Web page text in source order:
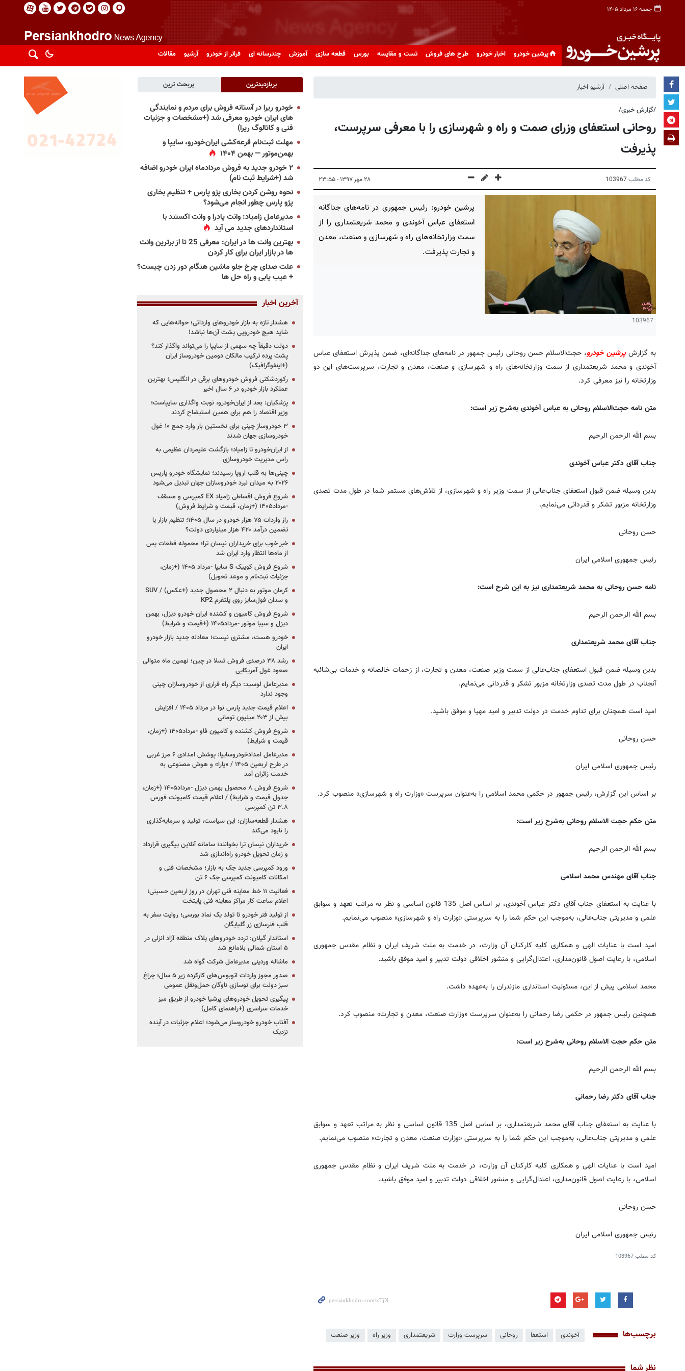
جمعه ۱۶ مرداد ۱۴۰۵
پرشین خودرو اخبار خودرو طرح های فروش تست و مقایسه بورس قطعه سازی آموزش چندرسانه ای فراتر از خودرو آرشیو مقالات
صفحه اصلی آرشیو اخبار
/گزارش خبری/
روحانی استعفای وزرای صمت و راه و شهرسازی را با معرفی سرپرست،
پذیرفت
کد مطلب 103967 ۲۸ مهر ۱۳۹۷ - ۲۳:۵۵
103967
پرشین خودرو: رئیس‌‌ جمهوری در نامه‌‌های جداگانه
استعفای عباس آخوندی و محمد شریعتمداری را از
سمت وزارتخانه‌های راه و شهرسازی و صنعت، معدن
و تجارت پذیرفت.
به گزارشپرشین خودرو، حجت‌الاسلام حسن روحانی رئیس‌ جمهور در نامه‌های جداگانه‌ای، ضمن پذیرش استعفای عباس
آخوندی و محمد شریعتمداری از سمت وزارتخانه‌های راه و شهرسازی و صنعت، معدن و تجارت، سرپرست‌های این دو
وزارتخانه را نیز معرفی کرد.
متن نامه حجت‌الاسلام روحانی به عباس آخوندی به‌شرح زیر است:
بسم الله الرحمن الرحیم
جناب آقای دکتر عباس آخوندی
بدین وسیله ضمن قبول استعفای جنا‌ب‌عالی از سمت وزیر راه و شهرسازی، از تلاش‌های مستمر شما در طول مدت تصدی
وزارتخانه مزبور تشکر و قدردانی می‌نمایم.
حسن روحانی
رئیس جمهوری اسلامی ایران
نامه حسن روحانی به محمد شریعتمداری نیز به این شرح است:
بسم الله الرحمن الرحیم
جناب آقای محمد شریعتمداری
بدین وسیله ضمن قبول استعفای جنا‌ب‌عالی از سمت وزیر صنعت، معدن و تجارت، از زحمات خالصانه و خدمات بی‌شائبه
آنجناب در طول مدت تصدی وزارتخانه مزبور تشکر و قدردانی می‌نمایم.
امید است همچنان برای تداوم خدمت در دولت تدبیر و امید مهیا و موفق باشید.
حسن روحانی
رئیس جمهوری اسلامی ایران
بر اساس این گزارش، رئیس جمهور در حکمی محمد اسلامی را به‌عنوان سرپرست «وزارت راه و شهرسازی» منصوب کرد.
متن حکم حجت الاسلام روحانی به‌شرح زیر است:
بسم الله الرحمن الرحیم
جناب آقای مهندس محمد اسلامی
با عنایت به استعفای جناب آقای دکتر عباس آخوندی، بر اساس اصل 135 قانون اساسی و نظر به مراتب تعهد و سوابق
علمی و مدیریتی جناب‌عالی، به‌موجب این حکم شما را به سرپرستی «وزارت راه و شهرسازی» منصوب می‌نمایم.
امید است با عنایات الهی و همکاری کلیه کارکنان آن وزارت، در خدمت به ملت شریف ایران و نظام مقدس جمهوری
اسلامی، با رعایت اصول قانون‌مداری، اعتدال‌گرایی و منشور اخلاقی دولت تدبیر و امید موفق باشید.
محمد اسلامی پیش از این، مسئولیت استانداری مازندران را به‌عهده داشت.
همچنین رئیس جمهور در حکمی رضا رحمانی را به‌عنوان سرپرست «وزارت صنعت، معدن و تجارت» منصوب کرد.
متن حکم حجت الاسلام روحانی به‌شرح زیر است:
بسم الله الرحمن الرحیم
جناب آقای دکتر رضا رحمانی
با عنایت به استعفای جناب آقای محمد شریعتمداری، بر اساس اصل 135 قانون اساسی و نظر به مراتب تعهد و سوابق
علمی و مدیریتی جناب‌عالی، به‌موجب این حکم شما را به سرپرستی «وزارت صنعت، معدن و تجارت» منصوب می‌نمایم.
امید است با عنایات الهی و همکاری کلیه کارکنان آن وزارت، در خدمت به ملت شریف ایران و نظام مقدس جمهوری
اسلامی، با رعایت اصول قانون‌مداری، اعتدال‌گرایی و منشور اخلاقی دولت تدبیر و امید موفق باشید.
حسن روحانی
رئیس جمهوری اسلامی ایران
کد مطلب103967
برچسب‌ها آخوندی استعفا روحانی سرپرست وزارت شریعتمداری وزیر راه وزیر صنعت
نظر شما
پربازدیدترین پربحث ترین
خودرو ریرا در آستانه فروش برای مردم و نمایندگی
های ایران خودرو معرفی شد (+مشخصات و جزئیات
فنی و کاتالوگ ریرا)
مهلت ثبت‌نام قرعه‌کشی ایران‌خودرو، سایپا و
بهمن‌موتور — بهمن ۱۴۰۴
۲ خودرو جدید به فروش مردادماه ایران خودرو اضافه
شد (+شرایط ثبت نام)
نحوه روشن کردن بخاری پژو پارس + تنظیم بخاری
پژو پارس چطور انجام می‌شود؟
مدیرعامل زامیاد: وانت پادرا و وانت اکستند با
استانداردهای جدید می آید
بهترین وانت ها در ایران: معرفی 25 تا از برترین وانت
ها در بازار ایران برای کار کردن
علت صدای چرخ جلو ماشین هنگام دور زدن چیست؟
+ عیب یابی و راه حل ها
آخرین اخبار
هشدار تازه به بازار خودروهای وارداتی؛ حواله‌هایی که
شاید هیچ خودرویی پشت آن‌ها نباشد!
دولت دقیقاً چه سهمی از سایپا را می‌تواند واگذار کند؟
پشت پرده ترکیب مالکان دومین خودروساز ایران
(+اینفوگرافیک)
رکوردشکنی فروش خودروهای برقی در انگلیس؛ بهترین
عملکرد بازار خودرو در ۶ سال اخیر
پزشکیان: بعد از ایران‌خودرو، نوبت واگذاری سایپاست؛
وزیر اقتصاد را هم برای همین استیضاح کردند
۳ خودروساز چینی برای نخستین بار وارد جمع ۱۰ غول
خودروسازی جهان شدند
از ایران‌خودرو تا زامیاد؛ بازگشت علیمردان عظیمی به
راس مدیریت خودروسازی
چینی‌ها به قلب اروپا رسیدند؛ نمایشگاه خودرو پاریس
۲۰۲۶ به میدان نبرد خودروسازان جهان تبدیل می‌شود
شروع فروش اقساطی زامیاد EX کمپرسی و مسقف
-مرداد۱۴۰۵ (+زمان، قیمت و شرایط فروش)
راز واردات ۷۵ هزار خودرو در سال ۱۴۰۵؛ تنظیم بازار یا
تضمین درآمد ۴۲۰ هزار میلیاردی دولت؟
خبر خوب برای خریداران نیسان ترا؛ محموله قطعات پس
از ماه‌ها انتظار وارد ایران شد
شروع فروش کوییک S سایپا -مرداد ۱۴۰۵ (+زمان،
جزئیات ثبت‌نام و موعد تحویل)
کرمان موتور به دنبال ۲ محصول جدید (+عکس) / SUV
و سدان فول‌سایز روی پلتفرم KP2
شروع فروش کامیون و کشنده ایران خودرو دیزل، بهمن
دیزل و سیبا موتور -مرداد۱۴۰۵ (+قیمت و شرایط)
خودرو هست، مشتری نیست؛ معادله جدید بازار خودرو
ایران
رشد ۳۸ درصدی فروش تسلا در چین؛ نهمین ماه متوالی
صعود غول آمریکایی
مدیرعامل لوسید: دیگر راه فراری از خودروسازان چینی
وجود ندارد
اعلام قیمت جدید پارس نوا در مرداد ۱۴۰۵ / افزایش
بیش از ۲۰۳ میلیون تومانی
شروع فروش کشنده و کامیون فاو -مرداد۱۴۰۵ (+زمان،
قیمت و شرایط)
مدیرعامل امدادخودروسایپا: پوشش امدادی ۶ مرز غربی
در طرح اربعین ۱۴۰۵ / «یارا» و هوش مصنوعی به
خدمت زائران آمد
شروع فروش ۸ محصول بهمن دیزل -مرداد۱۴۰۵ (+زمان،
جدول قیمت و شرایط) / اعلام قیمت کامیونت فورس
۳.۸ تن کمپرسی
هشدار قطعه‌سازان: این سیاست، تولید و سرمایه‌گذاری
را نابود می‌کند
خریداران نیسان ترا بخوانند؛ سامانه آنلاین پیگیری قرارداد
و زمان تحویل خودرو راه‌اندازی شد
ورود کمپرسی جدید جک به بازار؛ مشخصات فنی و
امکانات کامیونت کمپرسی جک ۶ تن
فعالیت ۱۱ خط معاینه فنی تهران در روز اربعین حسینی؛
اعلام ساعت کار مراکز معاینه فنی پایتخت
از تولید فنر خودرو تا تولد یک نماد بورسی؛ روایت سفر به
قلب فنرسازی زر گلپایگان
استاندار گیلان: تردد خودروهای پلاک منطقه آزاد انزلی در
۵ استان شمالی بلامانع شد
ماشاله وردینی مدیرعامل شرکت گواه شد
صدور مجوز واردات اتوبوس‌های کارکرده زیر ۵ سال؛ چراغ
سبز دولت برای نوسازی ناوگان حمل‌ونقل عمومی
پیگیری تحویل خودروهای پرشیا خودرو از طریق میز
خدمات سراسری (+راهنمای کامل)
آفتاب خودرو خودروساز می‌شود؛ اعلام جزئیات در آینده
نزدیک